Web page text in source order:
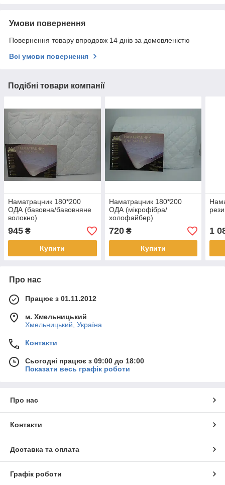
Умови повернення
Повернення товару впродовж 14 днів за домовленістю
Всі умови повернення
Подібні товари компанії
Наматрацник 180*200
ОДА (бавовна/бавовняне
волокно)
945 ₴
Купити
Наматрацник 180*200
ОДА (мікрофібра/
холофайбер)
720₴
Купити
1
Про нас
Працює з 01.11.2012
м. Хмельницький
Хмельницький, Україна
Контакти
Сьогодні працює з 09:00 до 18:00
Показати весь графік роботи
Про нас
Контакти
Доставка та оплата
Графік роботи